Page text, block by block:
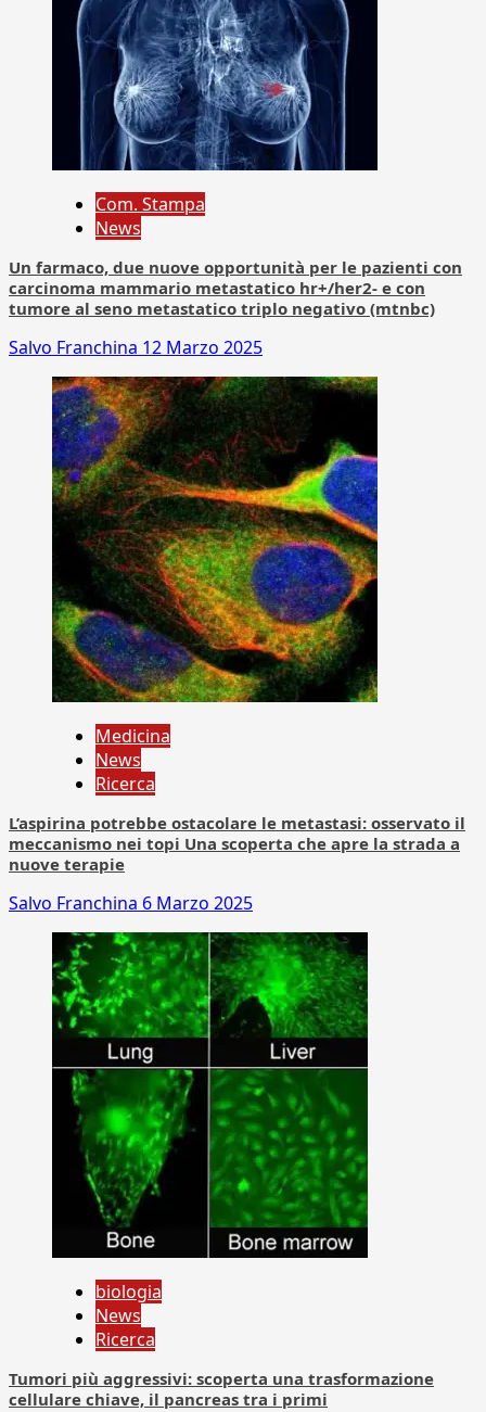
Com. Stampa
News
Un farmaco, due nuove opportunità per le pazienti con
carcinoma mammario metastatico hr+/her2- e con
tumore al seno metastatico triplo negativo (mtnbc)
Salvo Franchina 12 Marzo 2025
Medicina
News
Ricerca
L’aspirina potrebbe ostacolare le metastasi: osservato il
meccanismo nei topi Una scoperta che apre la strada a
nuove terapie
Salvo Franchina 6 Marzo 2025
biologia
News
Ricerca
Tumori più aggressivi: scoperta una trasformazione
cellulare chiave, il pancreas tra i primi